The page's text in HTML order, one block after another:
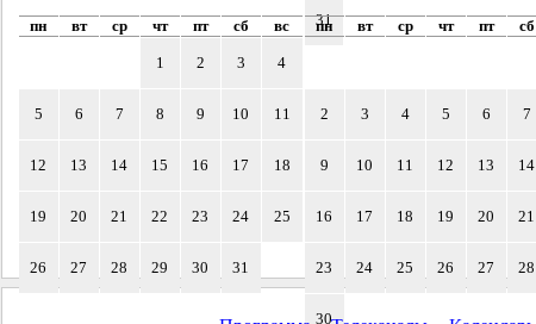
31
пн вт ср чт пт сб вс
1 2 3 4
5 6 7 8 9 10 11
12 13 14 15 16 17 18
19 20 21 22 23 24 25
26 27 28 29 30 31
пн вт ср чт пт сб
2 3 4 5 6 7
9 10 11 12 13 14
16 17 18 19 20 21
23 24 25 26 27 28
30